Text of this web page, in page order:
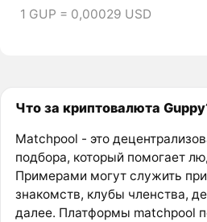
1 GUP = 0,00029 USD
Что за криптовалюта
Matchpool - это
подбора, который помогает
Примерами могут служить
знакомств, клубы членства,
далее. Платформы matchpool